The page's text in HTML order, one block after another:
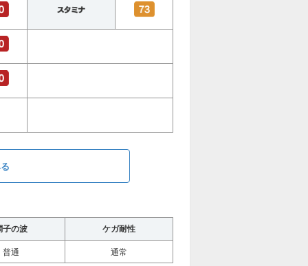
子の波 ケガ耐性
普通 通常